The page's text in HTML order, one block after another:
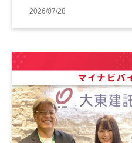
2026/07/28